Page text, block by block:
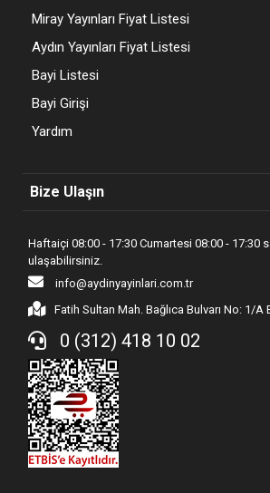
Miray Yayınları Fiyat Listesi
Aydın Yayınları Fiyat Listesi
Bayi Listesi
Bayi Girişi
Yardım
Bize Ulaşın
Haftaiçi 08:00 - 17:30 Cumartesi 08:00 - 17:30
ulaşabilirsiniz.
info@aydinyayinlari.com.tr
Fatih Sultan Mah. Bağlıca Bulvarı No: 1/
0 (312) 418 10 02